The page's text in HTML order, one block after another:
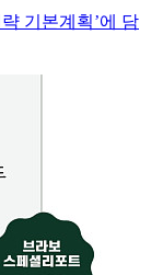
기본계획’에 담